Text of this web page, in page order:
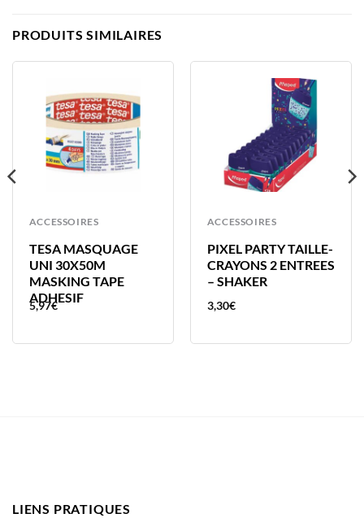
PRODUITS SIMILAIRES
ACCESSOIRES
TESA MASQUAGE
UNI 30X50M
MASKING TAPE
ADHESIF
5,97€
ACCESSOIRES
PIXEL PARTY TAILLE-
CRAYONS 2 ENTREES
– SHAKER
3,30€
LIENS PRATIQUES